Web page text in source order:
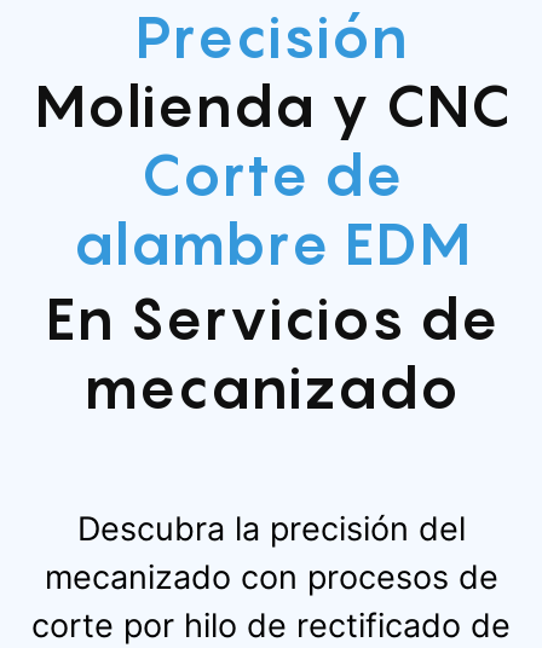
diseñado para garantizar la
calidad y precisión de las
piezas para satisfacer las
necesidades de los clientes.
Precisión
Molienda y CNC
Corte de
alambre EDM
En Servicios de
mecanizado
Descubra la precisión del
mecanizado con procesos de
corte por hilo de rectificado de